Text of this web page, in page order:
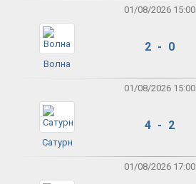
01/08/2026 15:00
Волна
2 - 0
01/08/2026 15:00
Сатурн
4 - 2
01/08/2026 17:00